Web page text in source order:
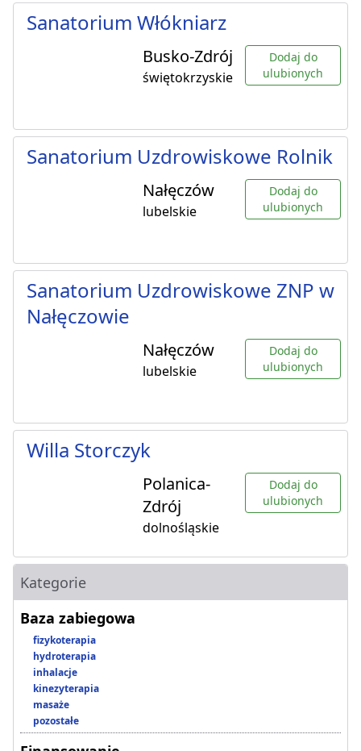
Sanatorium Włókniarz
Busko-Zdrój
świętokrzyskie
Dodaj do
ulubionych
Sanatorium Uzdrowiskowe Rolnik
Nałęczów
lubelskie
Dodaj do
ulubionych
Sanatorium Uzdrowiskowe ZNP w
Nałęczowie
Nałęczów
lubelskie
Dodaj do
ulubionych
Willa Storczyk
Polanica-
Zdrój
dolnośląskie
Dodaj do
ulubionych
Kategorie
Baza zabiegowa
fizykoterapia
hydroterapia
inhalacje
kinezyterapia
masaże
pozostałe